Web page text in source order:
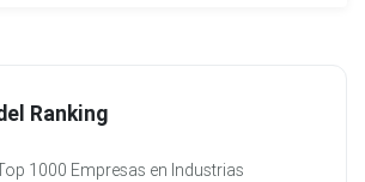
Ranking
1000 Empresas en Industrias